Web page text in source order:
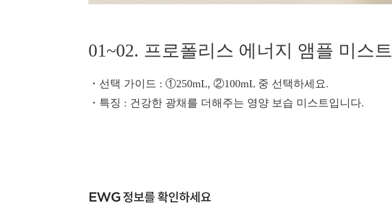
01~02. 프로폴리스 에너지 앰플 미스트
・선택 가이드 : ①250mL, ②100mL 중 선택하세요.
・특징 : 건강한 광채를 더해주는 영양 보습 미스트입니다.